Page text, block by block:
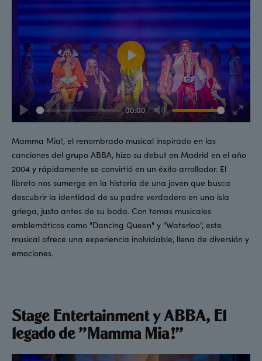
Mamma Mia!, el renombrado musical inspirado en las
canciones del grupo ABBA, hizo su debut en Madrid en el año
2004 y rápidamente se convirtió en un éxito arrollador. El
libreto nos sumerge en la historia de una joven que busca
descubrir la identidad de su padre verdadero en una isla
griega, justo antes de su boda. Con temas musicales
emblemáticos como "Dancing Queen" y "Waterloo", este
musical ofrece una experiencia inolvidable, llena de diversión y
emociones.
Play
00:00
Mute
Enter
Play
Stage Entertainment y ABBA, El
legado de "Mamma Mia!"